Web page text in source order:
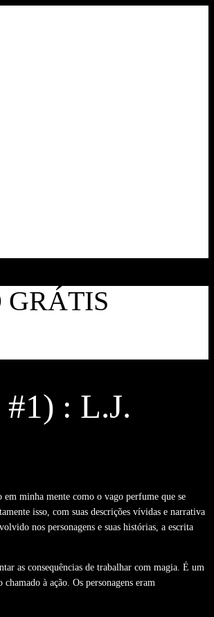
GRÁTIS
: L.J.
minha mente como o vago perfume que se
isso, com suas descrições vívidas e narrativa
nos personagens e suas histórias, a escrita
as consequências de trabalhar com magia. É um
à ação. Os personagens eram